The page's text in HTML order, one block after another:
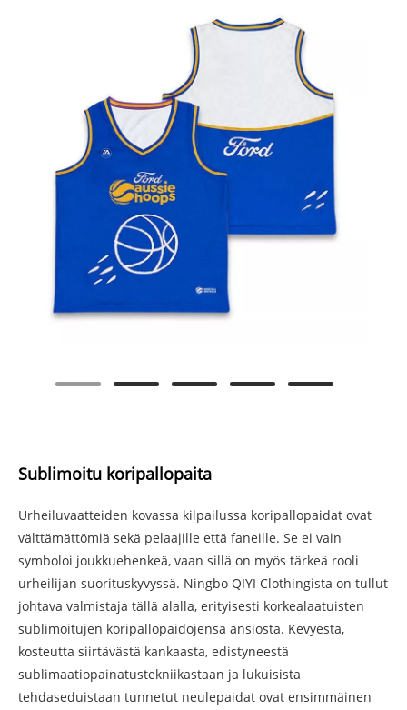
Sublimoitu koripallopaita
Urheiluvaatteiden kovassa kilpailussa koripallopaidat ovat
välttämättömiä sekä pelaajille että faneille. Se ei vain
symboloi joukkuehenkeä, vaan sillä on myös tärkeä rooli
urheilijan suorituskyvyssä. Ningbo QIYI Clothingista on tullut
johtava valmistaja tällä alalla, erityisesti korkealaatuisten
sublimoitujen koripallopaidojensa ansiosta. Kevyestä,
kosteutta siirtävästä kankaasta, edistyneestä
sublimaatiopainatustekniikastaan ​​ja lukuisista
tehdaseduistaan ​​tunnetut neulepaidat ovat ensimmäinen